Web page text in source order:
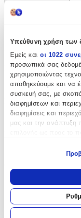
Υπεύθυνη χρήση των
Εμείς και οι 1022
προσωπικά σας
χρησιμοποιώντας
αποθηκεύουμε και να
συσκευή σας, με
διαφημίσεων και
διαφημίσεις και
μας και την ανάπτυξη
Να συλλέξουμε
σας τοποθεσία, οι
απόσταση μερικών
Να
για συγκεκριμένα
Χαρακτηριστικά
+
Κατασκευαστής:
Cobi
Ηλικία:
7+ Ετών
Τεμάχια:
382